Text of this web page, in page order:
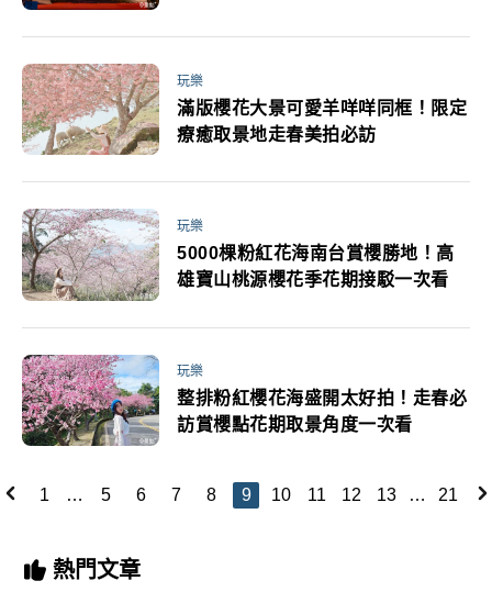
玩樂
滿版櫻花大景可愛羊咩咩同框！限定
療癒取景地走春美拍必訪
玩樂
5000棵粉紅花海南台賞櫻勝地！高
雄寶山桃源櫻花季花期接駁一次看
玩樂
整排粉紅櫻花海盛開太好拍！走春必
訪賞櫻點花期取景角度一次看
1 … 5 6 7 8 9 10 11 12 13 … 21
熱門文章